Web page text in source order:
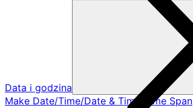
Data i godzina
Make Date/Time/Date & Time/Time Span